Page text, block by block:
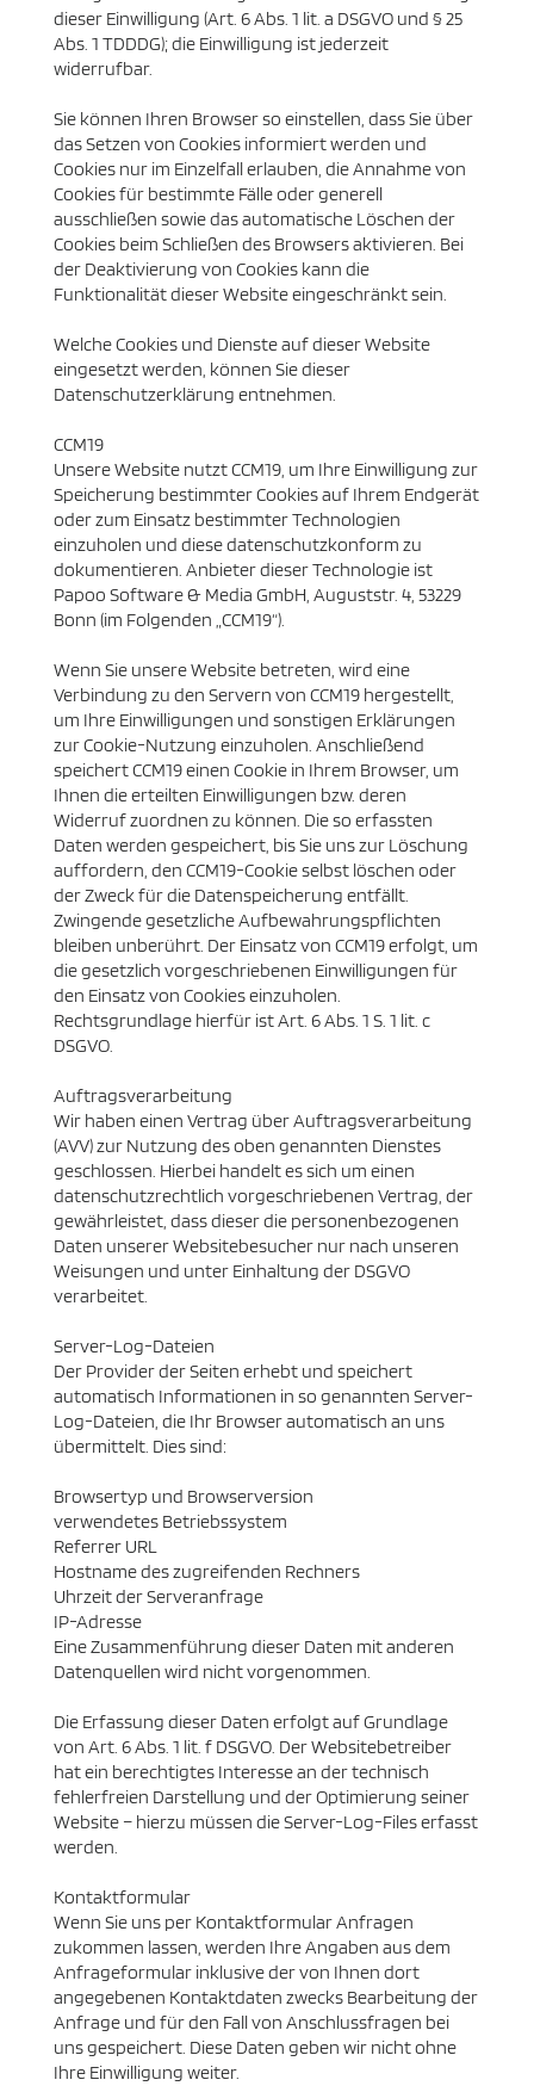
dieser Einwilligung (Art. 6 Abs. 1 lit. a DSGVO und § 25
Abs. 1 TDDDG); die Einwilligung ist jederzeit
widerrufbar.
Sie können Ihren Browser so einstellen, dass Sie über
das Setzen von Cookies informiert werden und
Cookies nur im Einzelfall erlauben, die Annahme von
Cookies für bestimmte Fälle oder generell
ausschließen sowie das automatische Löschen der
Cookies beim Schließen des Browsers aktivieren. Bei
der Deaktivierung von Cookies kann die
Funktionalität dieser Website eingeschränkt sein.
Welche Cookies und Dienste auf dieser Website
eingesetzt werden, können Sie dieser
Datenschutzerklärung entnehmen.
CCM19
Unsere Website nutzt CCM19, um Ihre Einwilligung zur
Speicherung bestimmter Cookies auf Ihrem Endgerät
oder zum Einsatz bestimmter Technologien
einzuholen und diese datenschutzkonform zu
dokumentieren. Anbieter dieser Technologie ist
Papoo Software & Media GmbH, Auguststr. 4, 53229
Bonn (im Folgenden „CCM19“).
Wenn Sie unsere Website betreten, wird eine
Verbindung zu den Servern von CCM19 hergestellt,
um Ihre Einwilligungen und sonstigen Erklärungen
zur Cookie-Nutzung einzuholen. Anschließend
speichert CCM19 einen Cookie in Ihrem Browser, um
Ihnen die erteilten Einwilligungen bzw. deren
Widerruf zuordnen zu können. Die so erfassten
Daten werden gespeichert, bis Sie uns zur Löschung
auffordern, den CCM19-Cookie selbst löschen oder
der Zweck für die Datenspeicherung entfällt.
Zwingende gesetzliche Aufbewahrungspflichten
bleiben unberührt. Der Einsatz von CCM19 erfolgt, um
die gesetzlich vorgeschriebenen Einwilligungen für
den Einsatz von Cookies einzuholen.
Rechtsgrundlage hierfür ist Art. 6 Abs. 1 S. 1 lit. c
DSGVO.
Auftragsverarbeitung
Wir haben einen Vertrag über Auftragsverarbeitung
(AVV) zur Nutzung des oben genannten Dienstes
geschlossen. Hierbei handelt es sich um einen
datenschutzrechtlich vorgeschriebenen Vertrag, der
gewährleistet, dass dieser die personenbezogenen
Daten unserer Websitebesucher nur nach unseren
Weisungen und unter Einhaltung der DSGVO
verarbeitet.
Server-Log-Dateien
Der Provider der Seiten erhebt und speichert
automatisch Informationen in so genannten Server-
Log-Dateien, die Ihr Browser automatisch an uns
übermittelt. Dies sind:
Browsertyp und Browserversion
verwendetes Betriebssystem
Referrer URL
Hostname des zugreifenden Rechners
Uhrzeit der Serveranfrage
IP-Adresse
Eine Zusammenführung dieser Daten mit anderen
Datenquellen wird nicht vorgenommen.
Die Erfassung dieser Daten erfolgt auf Grundlage
von Art. 6 Abs. 1 lit. f DSGVO. Der Websitebetreiber
hat ein berechtigtes Interesse an der technisch
fehlerfreien Darstellung und der Optimierung seiner
Website – hierzu müssen die Server-Log-Files erfasst
werden.
Kontaktformular
Wenn Sie uns per Kontaktformular Anfragen
zukommen lassen, werden Ihre Angaben aus dem
Anfrageformular inklusive der von Ihnen dort
angegebenen Kontaktdaten zwecks Bearbeitung der
Anfrage und für den Fall von Anschlussfragen bei
uns gespeichert. Diese Daten geben wir nicht ohne
Ihre Einwilligung weiter.